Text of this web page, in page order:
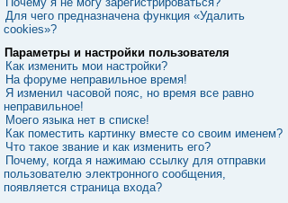
Для чего предназначена функция «Удалить
cookies»?
Параметры и настройки пользователя
Как изменить мои настройки?
На форуме неправильное время!
Я изменил часовой пояс, но время все равно
неправильное!
Моего языка нет в списке!
Как поместить картинку вместе со своим именем?
Что такое звание и как изменить его?
Почему, когда я нажимаю ссылку для отправки
пользователю электронного сообщения,
появляется страница входа?